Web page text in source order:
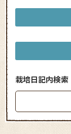
栽培日記内検索